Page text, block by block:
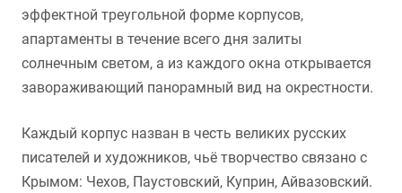
эффектной треугольной форме корпусов,
апартаменты в течение всего дня залиты
солнечным светом, а из каждого окна открывается
завораживающий панорамный вид на окрестности.
Каждый корпус назван в честь великих русских
писателей и художников, чьё творчество связано с
Крымом: Чехов, Паустовский, Куприн, Айвазовский.